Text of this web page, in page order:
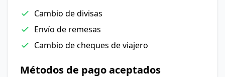
Cambio de divisas
Envío de remesas
Cambio de cheques de viajero
Métodos de pago aceptados